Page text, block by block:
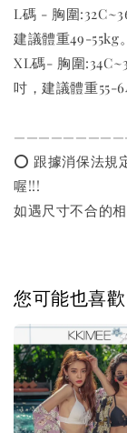
L碼 - 胸圍
建議體重49-55kg。
XL碼- 胸圍
吋，建議體重55-
⭕️ 跟據消保法規
喔!!!
如遇尺寸不合的
您可能也喜歡